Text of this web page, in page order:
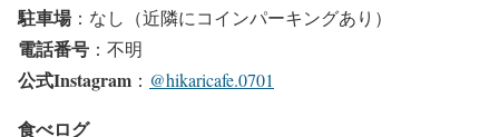
駐車場：なし（近隣にコインパーキングあり）
電話番号 ：不明
公式Instagram ： @hikaricafe.0701
食べログ